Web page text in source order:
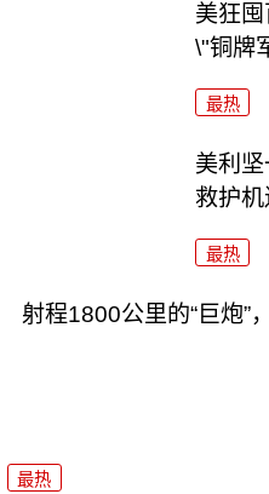
美狂
\"铜牌
最热
美利
救护机
最热
射程1800公里的“巨炮”
最热